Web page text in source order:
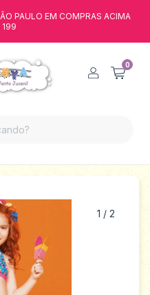
PAULO EM COMPRAS ACIMA
199
0
1 / 2